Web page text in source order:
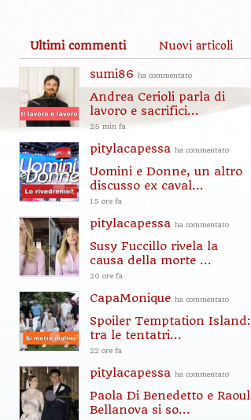
Ultimi commenti Nuovi articoli
sumi86 ha commentato
Andrea Cerioli parla di
lavoro e sacrifici...
25 min fa
pitylacapessa ha commentato
Uomini e Donne, un altro
discusso ex caval...
15 ore fa
pitylacapessa ha commentato
Susy Fuccillo rivela la
causa della morte ...
20 ore fa
CapaMonique ha commentato
Spoiler Temptation Island:
tra le tentatri...
22 ore fa
pitylacapessa ha commentato
Paola Di Benedetto e Raoul
Bellanova si so...